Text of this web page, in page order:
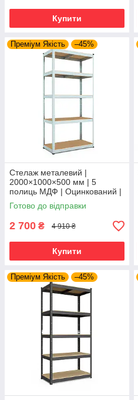
Купити
Преміум Якість –45%
Стелаж металевий |
2000×1000×500 мм | 5
полиць МДФ | Оцинкований |
Бюджет ОМ | 150 кг/полицю |
збірний для гаража, складу
та
Готово до відправки
2 700 ₴ 4 910 ₴
Купити
Преміум Якість –45%